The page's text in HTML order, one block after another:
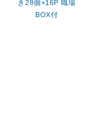
き28個×16P 職場
BOX付